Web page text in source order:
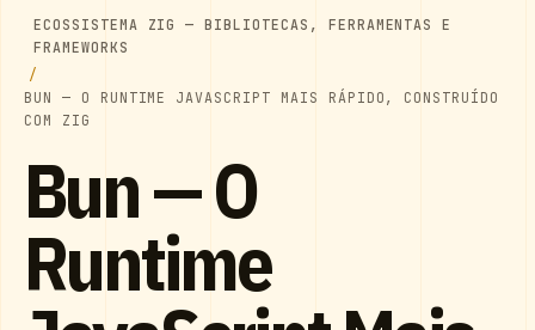
ECOSSISTEMA ZIG — BIBLIOTECAS, FERRAMENTAS E
FRAMEWORKS
BUN — O RUNTIME JAVASCRIPT MAIS RÁPIDO, CONSTRUÍDO
COM ZIG
Bun — O
Runtime